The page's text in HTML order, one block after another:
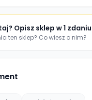
Opisz sklep w 1 zdaniu
ten sklep? Co wiesz o nim?